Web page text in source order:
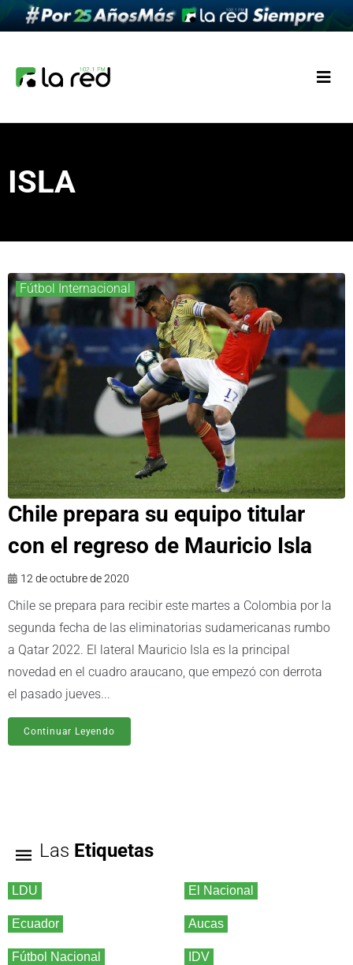
ISLA
Fútbol Internacional
Chile prepara su equipo titular
con el regreso de Mauricio Isla
12 de octubre de 2020
Chile se prepara para recibir este martes a Colombia por la
segunda fecha de las eliminatorias sudamericanas rumbo
a Qatar 2022. El lateral Mauricio Isla es la principal
novedad en el cuadro araucano, que empezó con derrota
el pasado jueves...
Continuar Leyendo
Las Etiquetas
LDU El Nacional
Ecuador Aucas
Fútbol Nacional IDV